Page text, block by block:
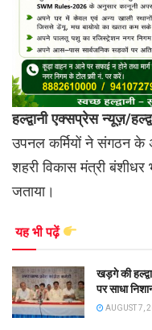
हल्द्वानी एक्सप्रेस न्यूज़/
उपनल कर्मियों ने संगठन के
शहरी विकास मंत्री
जताया।
यह भी पढ़ें
खड़गे की
पर साधा
AUGUST 7,